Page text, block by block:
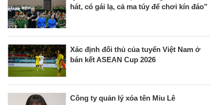
hát, có gái lạ, cả ma túy để chơi kín đáo”
Xác định đối thủ của tuyển Việt Nam ở
bán kết ASEAN Cup 2026
Công ty quản lý xóa tên Miu Lê